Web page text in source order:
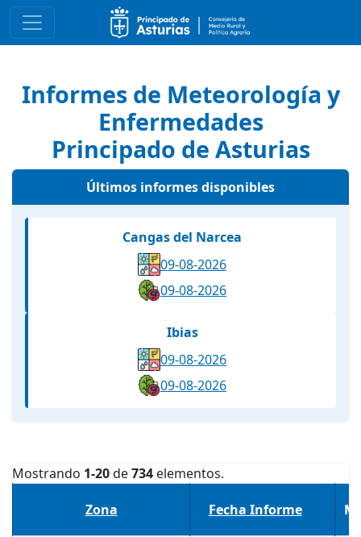
Informes de Meteorología y
Enfermedades
Principado de Asturias
Últimos informes disponibles
Cangas del Narcea
09-08-2026
09-08-2026
Ibias
09-08-2026
09-08-2026
Mostrando 1-20de734 elementos.
Zona Fecha Informe